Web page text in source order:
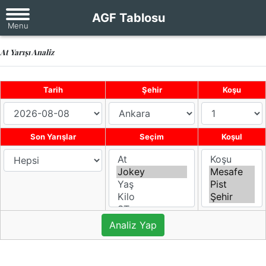
AGF Tablosu
At Yarışı Analiz
Tarih Şehir Koşu
Son Yarışlar Seçim Koşul
Analiz Yap